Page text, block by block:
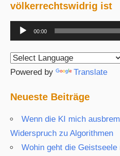
völkerrechtswidrig ist
Audio-
Player
00:00
Powered by Translate
Neueste Beiträge
Wenn die KI mich
Widerspruch zu Algorithmen
Wohin geht die Geistseele